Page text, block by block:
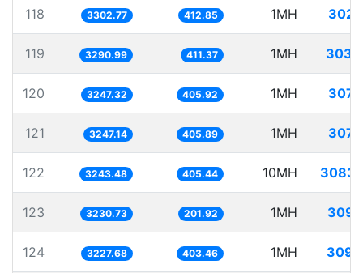
118 3302.77 412.85 1MH
119 3290.99 411.37 1MH
120 3247.32 405.92 1MH
121 3247.14 405.89 1MH
122 3243.48 405.44 10MH
123 3230.73 201.92 1MH
124 3227.68 403.46 1MH